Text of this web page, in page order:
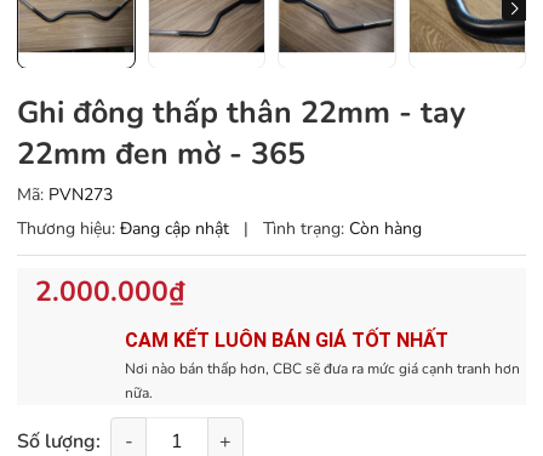
Ghi đông thấp thân 22mm - tay
22mm đen mờ - 365
Mã: PVN273
Thương hiệu: Đang cập nhật | Tình trạng: Còn hàng
2.000.000₫
CAM KẾT LUÔN BÁN GIÁ TỐT NHẤT
Nơi nào bán thấp hơn, CBC sẽ đưa ra mức giá cạnh tranh hơn
nữa.
Số lượng: - +